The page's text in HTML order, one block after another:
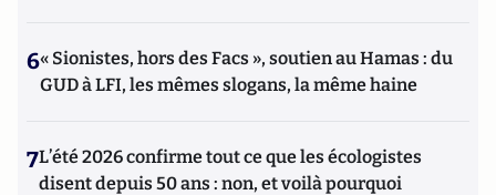
6« Sionistes, hors des Facs », soutien au Hamas : du
GUD à LFI, les mêmes slogans, la même haine
7L’été 2026 confirme tout ce que les écologistes
disent depuis 50 ans : non, et voilà pourquoi